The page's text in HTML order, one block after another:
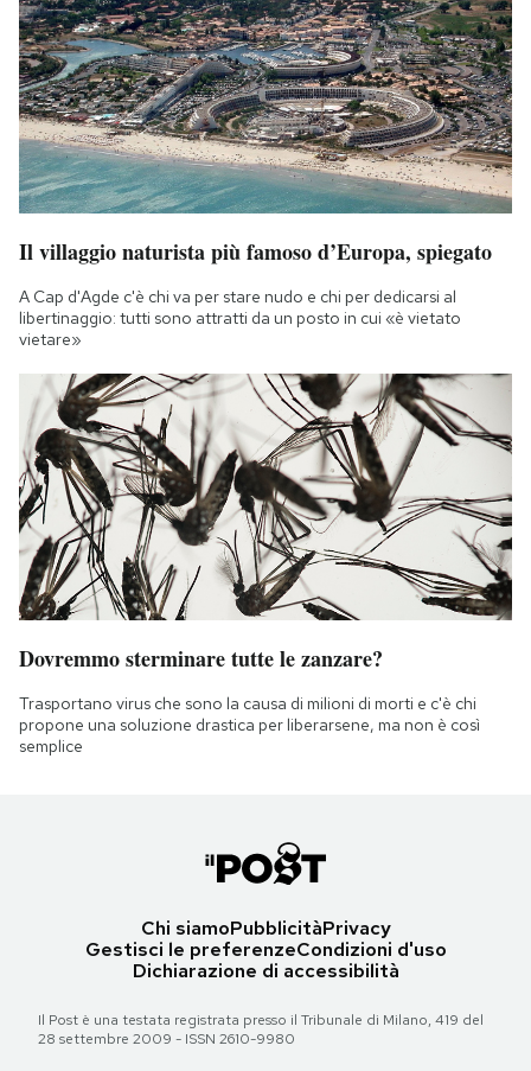
Il villaggio naturista più famoso d’Europa, spiegato
A Cap d'Agde c'è chi va per stare nudo e chi per dedicarsi al
libertinaggio: tutti sono attratti da un posto in cui «è vietato
vietare»
Dovremmo sterminare tutte le zanzare?
Trasportano virus che sono la causa di milioni di morti e c'è chi
propone una soluzione drastica per liberarsene, ma non è così
semplice
Chi siamoPubblicitàPrivacy
Gestisci le preferenzeCondizioni d'uso
Dichiarazione di accessibilità
Il Post è una testata registrata presso il Tribunale di Milano, 419 del
28 settembre 2009 - ISSN 2610-9980